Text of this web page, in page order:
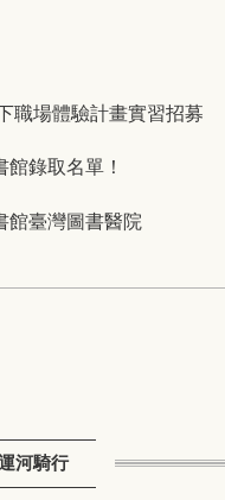
職場體驗計畫實習招募
錄取名單！
館臺灣圖書醫院
河騎行